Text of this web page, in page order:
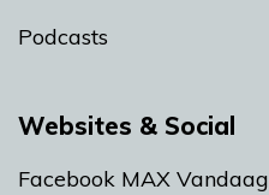
Podcasts
Websites & Social
Facebook MAX Vandaag